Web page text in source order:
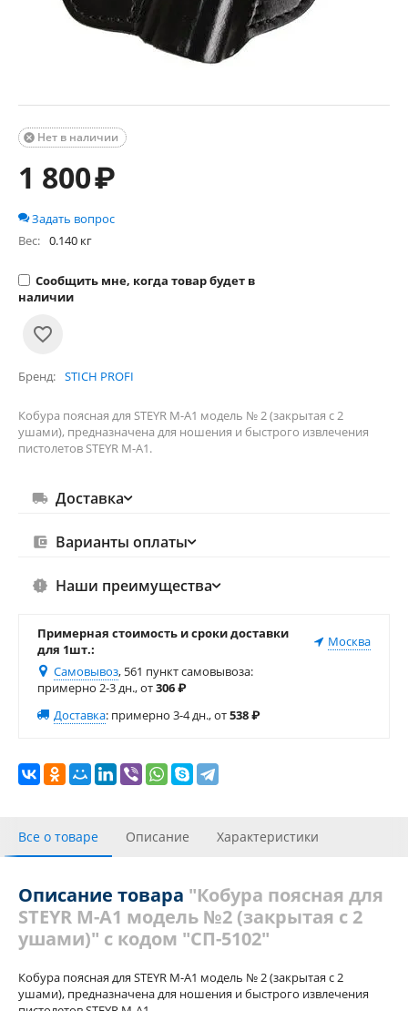
Нет в наличии

1 800₽
Задать вопрос
Вес: 0.140 кг
Сообщить мне, когда товар будет в
наличии
Бренд STICH PROFI
Кобура поясная для STEYR M-A1 модель № 2 (закрытая с 2
ушами), предназначена для ношения и быстрого извлечения
пистолетов STEYR M-A1.
Доставка
Варианты оплаты
Наши преимущества
Примерная стоимость и сроки доставки
для 1шт.:
Москва
Самовывоз, 561 пункт самовывоза:
примерно 2-3 дн., от306₽
Доставка: примерно 3-4 дн., от538₽
Все о товаре Описание Характеристики
Описание товара "Кобура поясная для
STEYR M-A1 модель №2 (закрытая с 2
ушами)" с кодом "СП-5102"
Кобура поясная для STEYR M-A1 модель № 2 (закрытая с 2
ушами), предназначена для ношения и быстрого извлечения